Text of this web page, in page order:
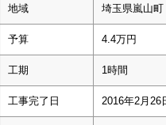
地域 埼玉県嵐山町
予算 4.4万円
工期 1時間
工事完了日 2016年2月26